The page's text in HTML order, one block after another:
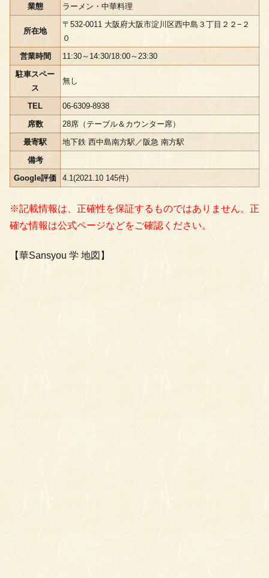
業態 ラーメン・中華料理
所在地
〒532-0011 大阪府大阪市淀川区西中島３丁目２２−２
０
営業時間
11:30～14:30/18:00～23:30
駐車スペー
ス
無し
TEL
06-6309-8938
席数
28席（テーブル＆カウンター席）
最寄駅
地下鉄 西中島南方駅／阪急 南方駅
備考
Google評価
4.1(2021.10 145件)
※記載情報は、正確性を保証するものではありません。正
確な情報は公式ページなどをご確認ください。
【華Sansyou 学 地図】